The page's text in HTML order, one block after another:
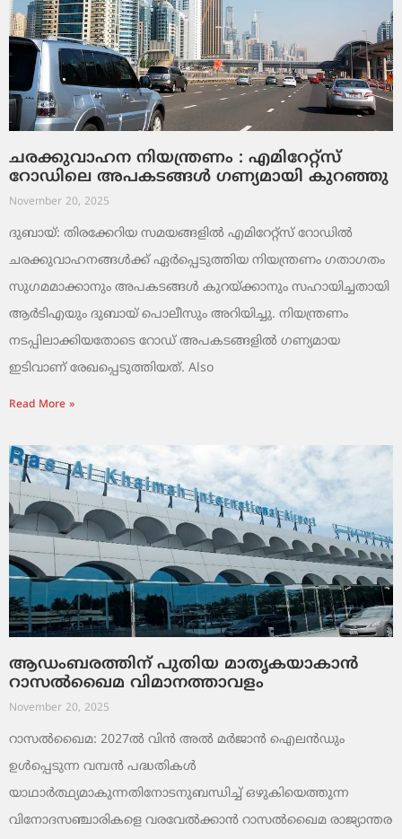
ചരക്കുവാഹന നിയന്ത്രണം : എമിറേറ്റ്സ്
റോഡിലെ അപകടങ്ങൾ ഗണ്യമായി കുറഞ്ഞു
November 20, 2025
ദുബായ്: തിരക്കേറിയ സമയങ്ങളിൽ എമിറേറ്റ്സ് റോഡിൽ
ചരക്കുവാഹനങ്ങൾക്ക് ഏർപ്പെടുത്തിയ നിയന്ത്രണം ഗതാഗതം
സുഗമമാക്കാനും അപകടങ്ങൾ കുറയ്ക്കാനും സഹായിച്ചതായി
ആർടിഎയും ദുബായ് പൊലീസും അറിയിച്ചു. നിയന്ത്രണം
നടപ്പിലാക്കിയതോടെ റോഡ് അപകടങ്ങളിൽ ഗണ്യമായ
ഇടിവാണ് രേഖപ്പെടുത്തിയത്. Also
Read More »
ആഡംബരത്തിന് പുതിയ മാതൃകയാകാൻ
റാസൽഖൈമ വിമാനത്താവളം
November 20, 2025
റാസൽഖൈമ: 2027ൽ വിൻ അൽ മർജാൻ ഐലൻഡും
ഉൾപ്പെടുന്ന വമ്പൻ പദ്ധതികൾ
യാഥാർത്ഥ്യമാകുന്നതിനോടനുബന്ധിച്ച് ഒഴുകിയെത്തുന്ന
വിനോദസഞ്ചാരികളെ വരവേൽക്കാൻ റാസൽഖൈമ രാജ്യാന്തര